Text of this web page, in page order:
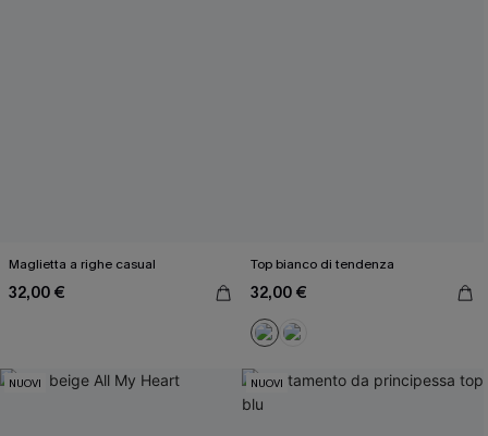
Maglietta a righe casual
32,00 €
Top bianco di tendenza
32,00 €
NUOVI NUOVI